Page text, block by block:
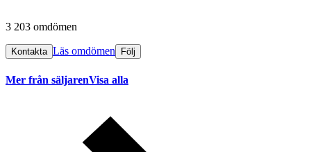
3 203 omdömen
Kontakta Läs omdömen Följ
Mer från säljarenVisa alla